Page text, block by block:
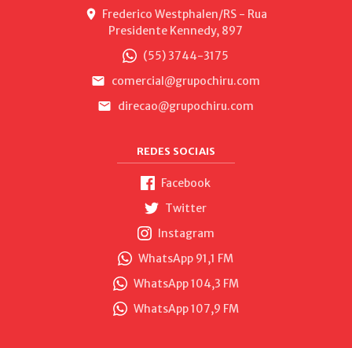
Frederico Westphalen/RS - Rua
Presidente Kennedy, 897
(55) 3744-3175
comercial@grupochiru.com
direcao@grupochiru.com
REDES SOCIAIS
Facebook
Twitter
Instagram
WhatsApp 91,1 FM
WhatsApp 104,3 FM
WhatsApp 107,9 FM